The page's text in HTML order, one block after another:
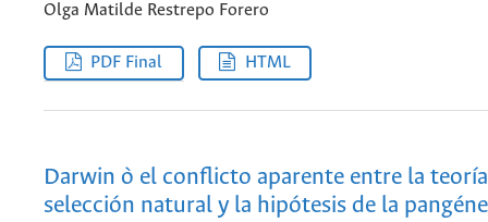
Olga Matilde Restrepo Forero
PDF Final HTML
Darwin ò el conflicto aparente entre la
selección natural y la hipótesis de la